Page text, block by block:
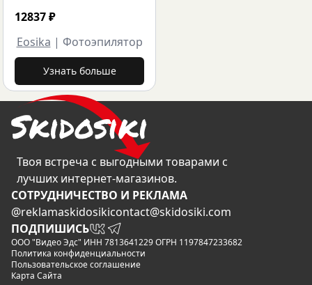
12837₽
Eosika | Фотоэпилятор
Узнать больше
Твоя встреча с выгодными товарами с
лучших интернет-магазинов.
CОТРУДНИЧЕСТВО И РЕКЛАМА
@reklamaskidosikicontact@skidosiki.com
ПОДПИШИСЬ
ООО "Видео Эдс" ИНН 7813641229 ОГРН 1197847233682
Политика конфиденциальности
Пользовательское соглашение
Карта Сайта